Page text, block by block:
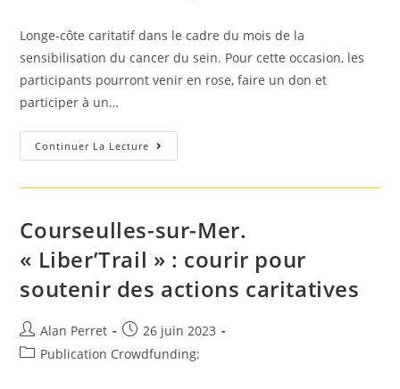
Longe-côte caritatif dans le cadre du mois de la
sensibilisation du cancer du sein. Pour cette occasion, les
participants pourront venir en rose, faire un don et
participer à un…
Continuer La Lecture Lancieux.
Longe-
Caritatif
Courseulles-sur-Mer.
« Liber’Trail » : courir pour
soutenir des actions caritatives
Auteur/autrice
de
Alan Perret
Post
published:
26 juin 2023
PostPublication Crowdfunding: